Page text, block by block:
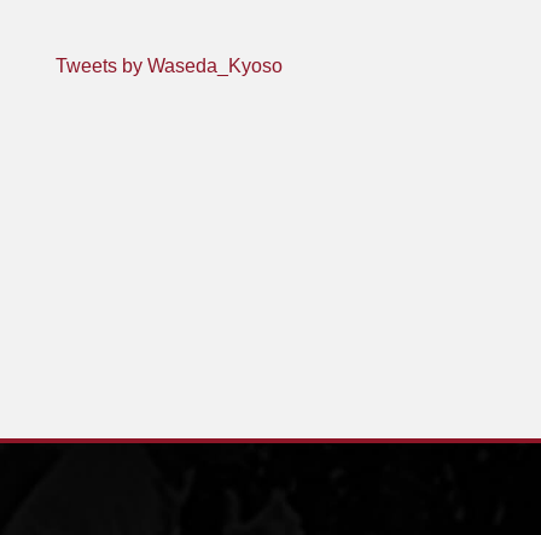
Tweets by Waseda_Kyoso